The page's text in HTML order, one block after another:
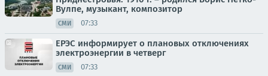
Вулпе, музыкант, композитор
СМИ 07:33
ЕРЭС информирует о плановых отключениях
электроэнергии в четверг
СМИ 07:33